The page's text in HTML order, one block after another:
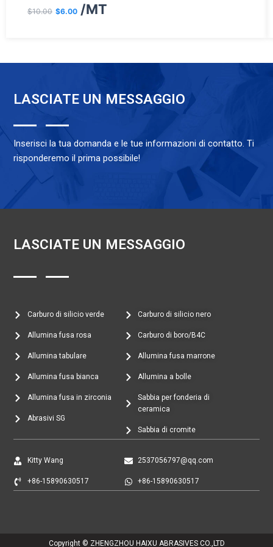
$10.00 $6.00 /MT
LASCIATE UN MESSAGGIO
Inserisci la tua domanda e le tue informazioni di contatto. Ti
risponderemo il prima possibile!
LASCIATE UN MESSAGGIO
Carburo di silicio verde
Allumina fusa rosa
Allumina tabulare
Allumina fusa bianca
Allumina fusa in zirconia
Abrasivi SG
Carburo di silicio nero
Carburo di boro/B4C
Allumina fusa marrone
Allumina a bolle
Sabbia per fonderia di
ceramica
Sabbia di cromite
Kitty Wang
+86-15890630517
2537056797@qq.com
+86-15890630517
Copyright © ZHENGZHOU HAIXU ABRASIVES CO.,LTD